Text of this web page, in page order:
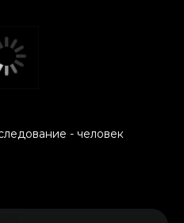
- человек